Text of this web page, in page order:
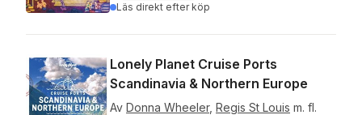
Läs direkt efter köp
Lonely Planet Cruise Ports
Scandinavia & Northern Europe
Av Donna Wheeler, Regis St Louis m. fl.